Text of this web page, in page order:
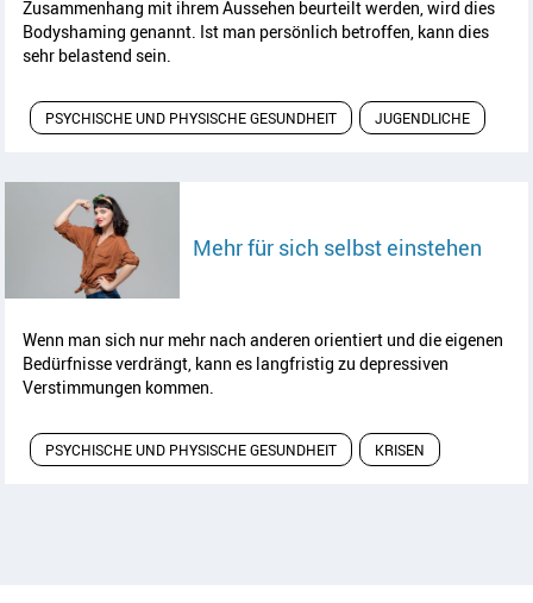
Zusammenhang mit ihrem Aussehen beurteilt werden, wird dies
Bodyshaming genannt. Ist man persönlich betroffen, kann dies
sehr belastend sein.
PSYCHISCHE UND PHYSISCHE GESUNDHEIT JUGENDLICHE
Mehr für sich selbst einstehen
Wenn man sich nur mehr nach anderen orientiert und die eigenen
Bedürfnisse verdrängt, kann es langfristig zu depressiven
Verstimmungen kommen.
PSYCHISCHE UND PHYSISCHE GESUNDHEIT KRISEN